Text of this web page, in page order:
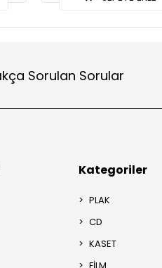
Sorulan Sorular
Kategoriler
PLAK
CD
KASET